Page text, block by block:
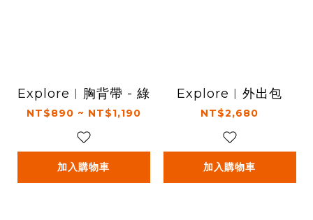
Explore︱胸背帶 - 綠
NT$890 ~ NT$1,190
加入購物車
Explore︱外出包
NT$2,680
加入購物車